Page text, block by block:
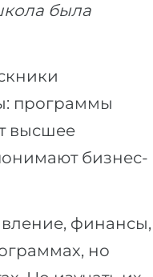
была
программы
высшее
бизнес-
финансы,
но